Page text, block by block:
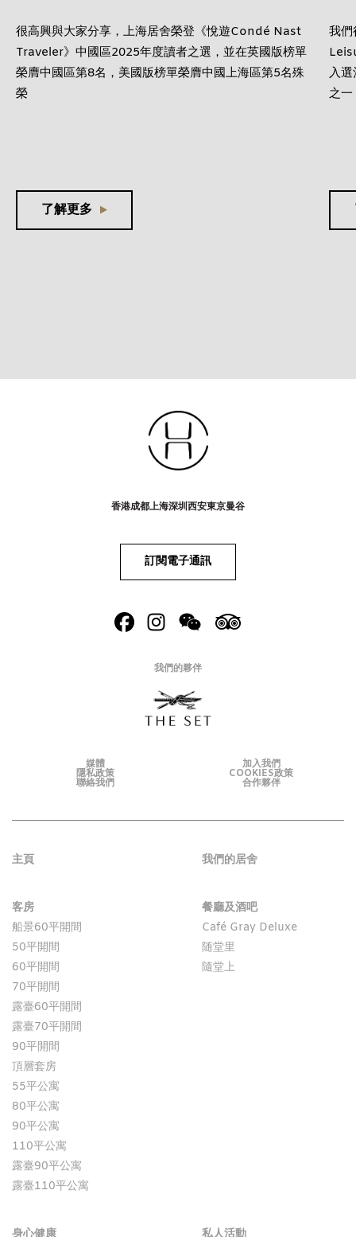
很高興與大家分享，上海居舍榮登《悅遊Condé Nast
Traveler》中國區2025年度讀者之選，並在英國版榜單
榮膺中國區第8名，美國版榜單榮膺中國上海區第5名殊
榮
了解更多
我
入選
之
香港成都上海深圳西安東京曼谷
訂閱電子通訊
我們的夥伴
媒體 加入我們
隱私政策 COOKIES政策
聯絡我們 合作夥伴
主頁 我們的居舍
客房
船景60平開間
50平開間
60平開間
70平開間
露臺60平開間
露臺70平開間
90平開間
頂層套房
55平公寓
80平公寓
90平公寓
110平公寓
露臺90平公寓
露臺110平公寓
餐廳及酒吧
Café Gray Deluxe
随堂里
隨堂上